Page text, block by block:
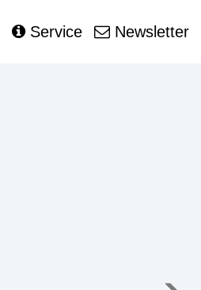
Service Newsletter